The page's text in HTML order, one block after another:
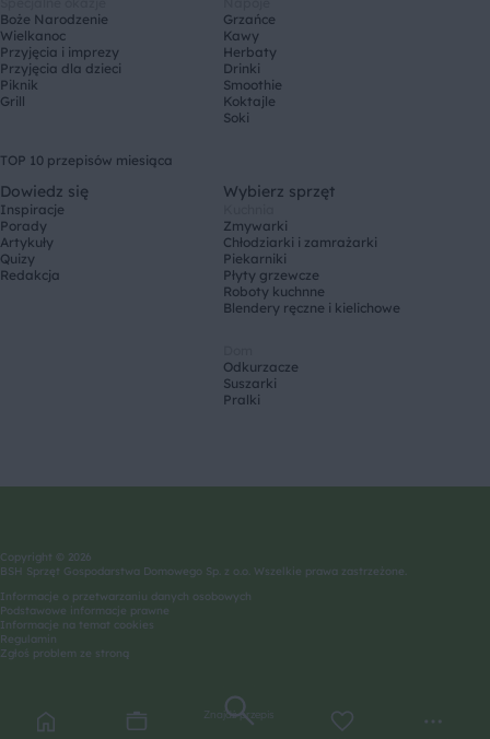
Znajdź przepis
Boże Narodzenie
Wielkanoc
Przyjęcia i imprezy
Przyjęcia dla dzieci
Piknik
Grill
Grzańce
Kawy
Herbaty
Drinki
Smoothie
Koktajle
Soki
TOP 10 przepisów miesiąca
Dowiedz się
Inspiracje
Porady
Artykuły
Quizy
Redakcja
Wybierz sprzęt
Zmywarki
Chłodziarki i zamrażarki
Piekarniki
Płyty grzewcze
Roboty kuchnne
Blendery ręczne i kielichowe
Odkurzacze
Suszarki
Pralki
Copyright © 2026
BSH Sprzęt Gospodarstwa Domowego Sp. z o.o. Wszelkie prawa zastrzeżone.
Informacje o przetwarzaniu danych osobowych
Podstawowe informacje prawne
Informacje na temat cookies
Regulamin
Zgłoś problem ze stroną